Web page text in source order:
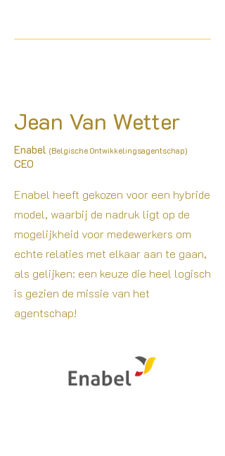
Jean Van Wetter
Enabel (Belgische Ontwikkelingsagentschap)
CEO
Enabel heeft gekozen voor een hybride
model, waarbij de nadruk ligt op de
mogelijkheid voor medewerkers om
echte relaties met elkaar aan te gaan,
als gelijken: een keuze die heel logisch
is gezien de missie van het
agentschap!